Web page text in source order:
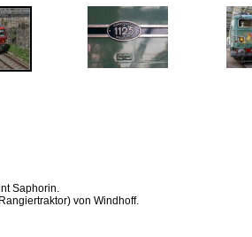
Saphorin.
von Windhoff.